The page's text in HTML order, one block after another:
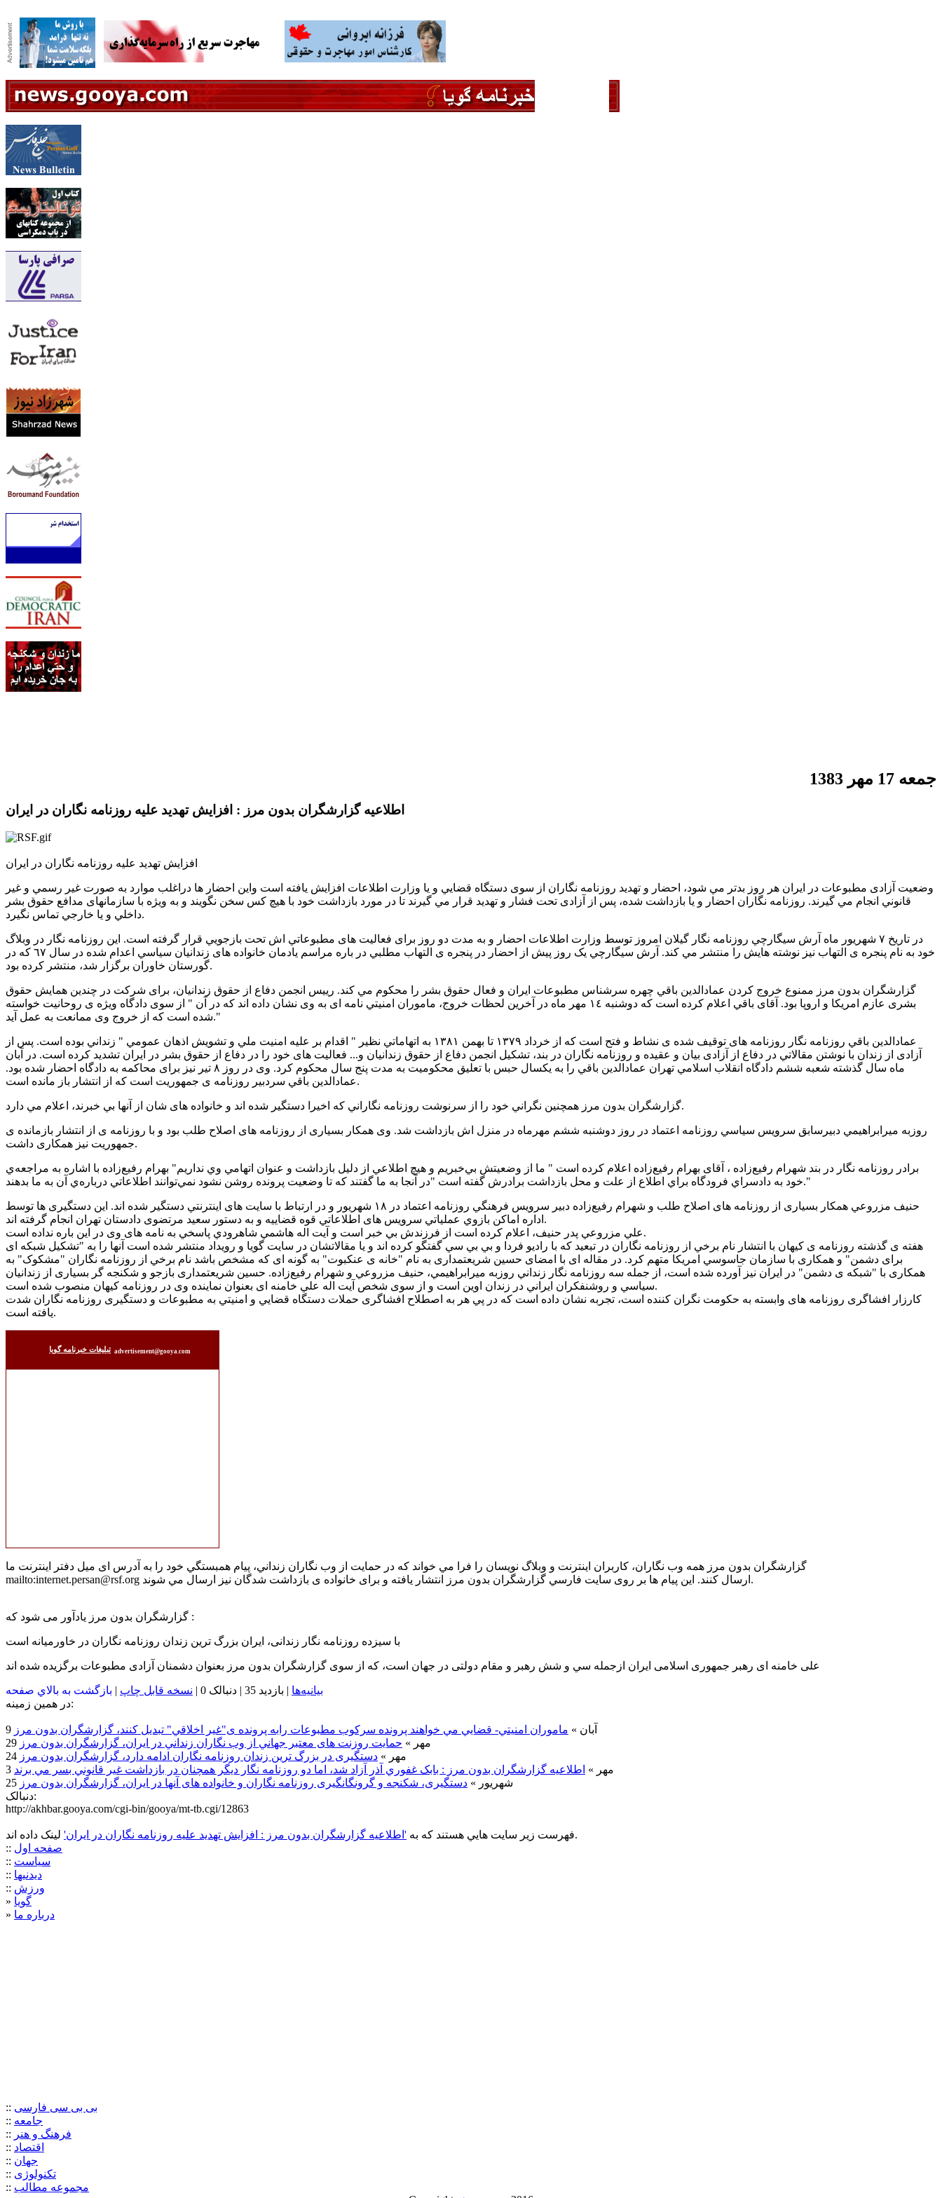
جمعه 17 مهر 1383
اطلاعيه گزارشگران بدون مرز : افزايش تهديد عليه روزنامه نگاران در ايران
افزايش تهديد عليه روزنامه نگاران در ايران
وضعيت آزادی مطبوعات در ايران هر روز بدتر مي شود، احضار و تهديد روزنامه نگاران از سوی دستگاه قضايي و يا وزارت اطلاعات افزايش يافته است واين احضار ها دراغلب موارد به صورت غير رسمي و غير
قانوني انجام مي گيرند. روزنامه نگاران احضار و يا بازداشت شده، پس از آزادی تحت فشار و تهديد قرار مي گيرند تا در مورد بازداشت خود با هيچ کس سخن نگويند و به ويژه با سازمانهای مدافع حقوق بشر
داخلي و يا خارجي تماس نگيرد.
در تاريخ ۷ شهريور ماه آرش سيگارچي روزنامه نگار گيلان امروز توسط وزارت اطلاعات احضار و به مدت دو روز برای فعاليت های مطبوعاتي اش تحت بازجويي قرار گرفته است. اين روزنامه نگار در وبلاگ
خود به نام پنجره ی التهاب نيز نوشته هايش را منتشر مي کند. آرش سيگارچي يک روز پيش از احضار در پنجره ی التهاب مطلبي در باره مراسم يادمان خانواده های زندانيان سياسي اعدام شده در سال ٦٧ که در
گورستان خاوران برگزار شد، منتشر کرده بود.
گزارشگران بدون مرز ممنوع خروج کردن عمادالدين باقي چهره سرشناس مطبوعات ايران و فعال حقوق بشر را محکوم مي کند. رييس انجمن دفاع از حقوق زندانيان، برای شرکت در چندين همايش حقوق
بشری عازم امريکا و اروپا بود. آقای باقي اعلام کرده است که دوشنبه ١٤ مهر ماه در آخرين لحظات خروج، ماموران امنيتي نامه ای به وی نشان داده اند که در آن " از سوی دادگاه ويژه ی روحانيت خواسته
شده است که از خروج وی ممانعت به عمل آيد."
عمادالدين باقي روزنامه نگار روزنامه های توقيف شده ی نشاط و فتح است که از خرداد ١٣٧٩ تا بهمن ١٣٨١ به اتهاماتي نظير " اقدام بر عليه امنيت ملي و تشويش اذهان عمومي " زنداني بوده است. پس از
آزادی از زندان با نوشتن مقالاتي در دفاع از آزادی بيان و عقيده و روزنامه نگاران در بند، تشکيل انجمن دفاع از حقوق زندانيان و... فعاليت های خود را در دفاع از حقوق بشر در ايران تشديد کرده است. در آبان
ماه سال گذشته شعبه ششم دادگاه انقلاب اسلامي تهران عمادالدين باقي را به يکسال حبس با تعليق محکوميت به مدت پنج سال محکوم کرد. وی در روز ٨ تير نيز برای محاکمه به دادگاه احضار شده بود.
عمادالدين باقي سردبير روزنامه ی جمهوريت است که از انتشار باز مانده است.
گزارشگران بدون مرز همچنين نگراني خود را از سرنوشت روزنامه نگاراني که اخيرا دستگير شده اند و خانواده های شان از آنها بي خبرند، اعلام مي دارد.
روزبه ميرابراهيمي دبيرسابق سرويس سياسي روزنامه اعتماد در روز دوشنبه ششم مهرماه در منزل اش بازداشت شد. وی همکار بسياری از روزنامه های اصلاح طلب بود و با روزنامه ی از انتشار بازمانده ی
جمهوريت نيز همکاری داشت.
برادر روزنامه نگار در بند شهرام رفيع‌زاده ، آقای بهرام رفيع‌زاده اعلام کرده است " ما از وضعيتش بي‌خبريم و هيچ اطلاعي از دليل بازداشت و عنوان اتهامي وي نداريم" بهرام رفيع‌زاده با اشاره به مراجعه‌ي
خود به دادسراي فرودگاه براي اطلاع از علت و محل بازداشت برادرش گفته است "در آنجا به ما گفتند كه تا وضعيت پرونده روشن نشود نمي‌توانند اطلاعاتي درباره‌ي آن به ما بدهند."
حنيف مزروعي همکار بسياری از روزنامه های اصلاح طلب و شهرام رفيع‌زاده دبير سرويس فرهنگي روزنامه اعتماد در ١٨ شهريور و در ارتباط با سايت های اينترنتي دستگير شده اند. اين دستگيری ها توسط
اداره اماکن بازوي عملياتي سرويس های اطلاعاتي قوه قضاييه و به دستور سعيد مرتضوی دادستان تهران انجام گرفته اند.
علي مزروعي پدر حنيف، اعلام کرده است از فرزندش بي خبر است و آيت اله هاشمي شاهرودي پاسخي به نامه های وی در اين باره نداده است.
هفته ی گذشته روزنامه ی کيهان با انتشار نام برخي از روزنامه نگاران در تبعيد که با راديو فردا و بي بي سي گفتگو کرده اند و يا مقالاتشان در سايت گويا و رويداد منتشر شده است آنها را به "تشکيل شبکه ای
برای دشمن" و همکاری با سازمان جاسوسي امريکا متهم کرد. در مقاله ای با امضای حسين شريعتمداری به نام "خانه ی عنکبوت" به گونه ای که مشخص باشد نام برخي از روزنامه نگاران "مشکوک" به
همکاری با "شبکه ی دشمن" در ايران نيز آورده شده است، از جمله سه روزنامه نگار زنداني روزبه ميرابراهيمي، حنيف مزروعي و شهرام رفيع‌زاده. حسين شريعتمداری بازجو و شکنجه گر بسياری از زندانيان
سياسي و روشنفکران ايراني در زندان اوين است و از سوی شخص آيت اله علي خامنه ای بعنوان نماينده وی در روزنامه کيهان منصوب شده است.
کارزار افشاگری روزنامه های وابسته به حکومت نگران کننده است، تجربه نشان داده است که در پي هر به اصطلاح افشاگری حملات دستگاه قضايي و امنيتي به مطبوعات و دستگيری روزنامه نگاران شدت
يافته است.
تبليغات خبرنامه گويا advertisement@gooya.com
گزارشگران بدون مرز همه وب نگاران، کاربران اينترنت و وبلاگ نويسان را فرا مي خواند که در حمايت از وب نگاران زنداني، پيام همبستگي خود را به آدرس ای ميل دفتر اينترنت ما
mailto:internet.persan@rsf.org ارسال کنند. اين پيام ها بر روی سايت فارسي گزارشگران بدون مرز انتشار يافته و برای خانواده ی بازداشت شدگان نيز ارسال مي شوند.
گزارشگران بدون مرز يادآور می شود که :
با سيزده روزنامه نگار زندانی، ايران بزرگ ترين زندان روزنامه نگاران در خاورميانه است
علی خامنه ای رهبر جمهوری اسلامی ايران ازجمله سي و شش رهبر و مقام دولتی در جهان است، که از سوی گزارشگران بدون مرز بعنوان دشمنان آزادی مطبوعات برگزيده شده اند
بيانيه‌ها | بازديد 35 | دنبالک 0 | نسخه قابل چاپ | بازگشت به بالاي صفحه
در همين زمينه:
9 آبان » ماموران امنيتي- قضايي مي خواهند پرونده سرکوب مطبوعات رابه پرونده ی"غير اخلاقي" تبديل کنند، گزارشگران بدون مرز
29 مهر » حمايت روزنت های معتبر جهاني از وب نگاران زنداني در ايران، گزارشگران بدون مرز
24 مهر » دستگيری در بزرگ ترين زندان روزنامه نگاران ادامه دارد، گزارشگران بدون مرز
3 مهر » اطلاعيه گزارشگران بدون مرز : بابک غفوري آذر آزاد شد، اما دو روزنامه نگار ديگر همچنان در بازداشت غير قانوني بسر مي برند
25 شهريور » دستگيری، شکنجه و گرونگانگيری روزنامه نگاران و خانواده های آنها در ايران، گزارشگران بدون مرز
دنبالک:
http://akhbar.gooya.com/cgi-bin/gooya/mt-tb.cgi/12863
فهرست زير سايت هايي هستند که به 'اطلاعيه گزارشگران بدون مرز : افزايش تهديد عليه روزنامه نگاران در ايران'
لينک داده اند.
:: صفحه اول
:: سياست
:: ديدنيها
:: ورزش
» گويا
» درباره ما
:: بی بی سی فارسی
:: جامعه
:: فرهنگ و هنر
:: اقتصاد
:: جهان
:: تکنولوژی
:: مجموعه مطالب